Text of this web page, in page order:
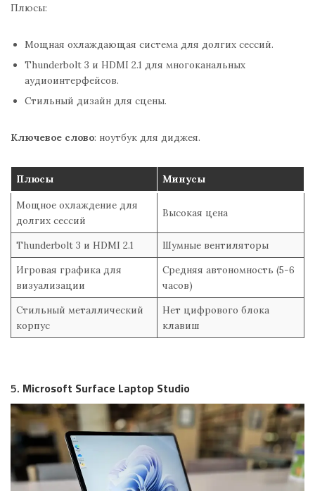
Плюсы:
Мощная охлаждающая система для долгих сессий.
Thunderbolt 3 и HDMI 2.1 для многоканальных
аудиоинтерфейсов.
Стильный дизайн для сцены.
Ключевое слово: ноутбук для диджея.
Плюсы Минусы
Мощное охлаждение для
долгих сессий
Высокая цена
Thunderbolt 3 и HDMI 2.1
Шумные вентиляторы
Игровая графика для
визуализации
Средняя автономность (5-6
часов)
Стильный металлический
корпус
Нет цифрового блока
клавиш
5. Microsoft Surface Laptop Studio